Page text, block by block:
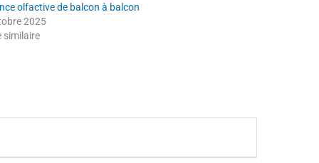
olfactive de balcon à balcon
2025
similaire